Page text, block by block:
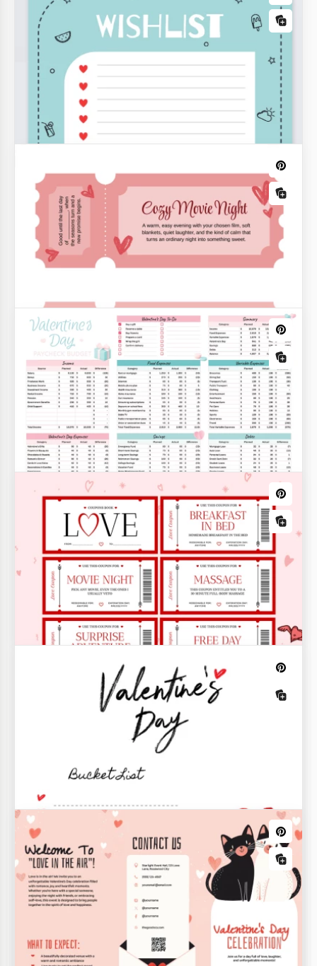
Modelo imprimível de lista de tarefas
do Dia dos Namorado
Lista de desejos fofa
Você quer aumentar sua motivação para alcançar
seus objetivos? Muitos psicoterapeutas dizem que
uma ótima opção é escrever tudo em papel.